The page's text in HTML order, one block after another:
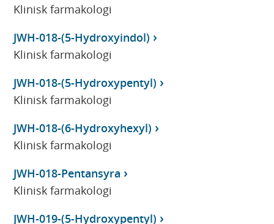
Klinisk farmakologi
JWH-018-(5-Hydroxyindol)
Klinisk farmakologi
JWH-018-(5-Hydroxypentyl)
Klinisk farmakologi
JWH-018-(6-Hydroxyhexyl)
Klinisk farmakologi
JWH-018-Pentansyra
Klinisk farmakologi
JWH-019-(5-Hydroxypentyl)